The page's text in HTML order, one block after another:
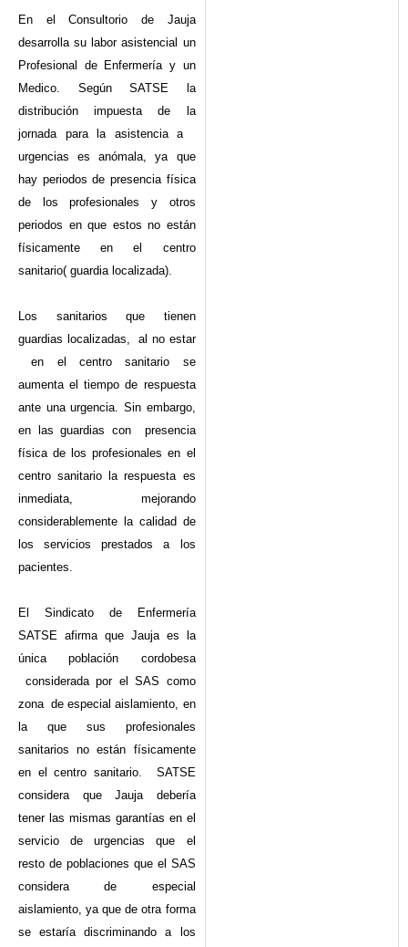
En el Consultorio de Jauja
desarrolla su labor asistencial un
Profesional de Enfermería y un
Medico. Según SATSE la
distribución impuesta de la
jornada para la asistencia a
urgencias es anómala, ya que
hay periodos de presencia física
de los profesionales y otros
periodos en que estos no están
físicamente en el centro
sanitario( guardia localizada).
Los sanitarios que tienen
guardias localizadas, al no estar
en el centro sanitario se
aumenta el tiempo de respuesta
ante una urgencia. Sin embargo,
en las guardias con presencia
física de los profesionales en el
centro sanitario la respuesta es
inmediata, mejorando
considerablemente la calidad de
los servicios prestados a los
pacientes.
El Sindicato de Enfermería
SATSE afirma que Jauja es la
única población cordobesa
considerada por el SAS como
zona de especial aislamiento, en
la que sus profesionales
sanitarios no están físicamente
en el centro sanitario. SATSE
considera que Jauja debería
tener las mismas garantías en el
servicio de urgencias que el
resto de poblaciones que el SAS
considera de especial
aislamiento, ya que de otra forma
se estaría discriminando a los